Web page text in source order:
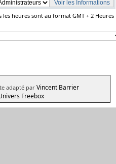
les heures sont au format GMT + 2 Heures
adapté par Vincent Barrier
Freebox